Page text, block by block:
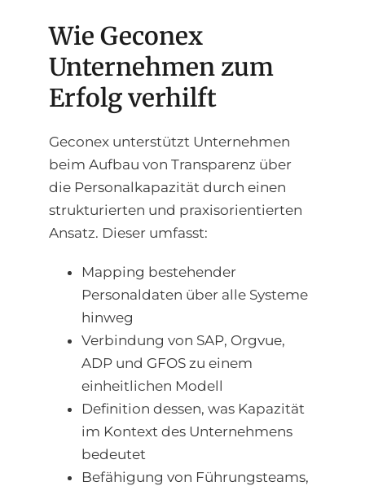
Wie Geconex
Unternehmen zum
Erfolg verhilft
Geconex unterstützt Unternehmen
beim Aufbau von Transparenz über
die Personalkapazität durch einen
strukturierten und praxisorientierten
Ansatz. Dieser umfasst:
Mapping bestehender
Personaldaten über alle Systeme
hinweg
Verbindung von SAP, Orgvue,
ADP und GFOS zu einem
einheitlichen Modell
Definition dessen, was Kapazität
im Kontext des Unternehmens
bedeutet
Befähigung von Führungsteams,